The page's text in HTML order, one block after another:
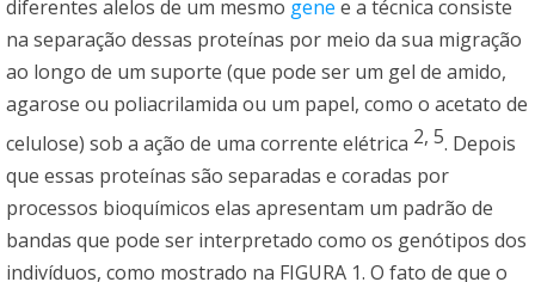
diferentes alelos de um mesmo gene e a técnica consiste
na separação dessas proteínas por meio da sua migração
ao longo de um suporte (que pode ser um gel de amido,
agarose ou poliacrilamida ou um papel, como o acetato de
celulose) sob a ação de uma corrente elétrica 2, 5. Depois
que essas proteínas são separadas e coradas por
processos bioquímicos elas apresentam um padrão de
bandas que pode ser interpretado como os genótipos dos
indivíduos, como mostrado na FIGURA 1. O fato de que o